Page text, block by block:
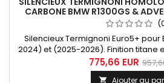
CARBONE BMW R1300GS &
2025-2026
Silencieux Termignoni Euro5+ pour
2024) et (2025-2026). Finition titane
performance, de légèreté et un
compatible avec la
775,66 EUR
 Ajouter au